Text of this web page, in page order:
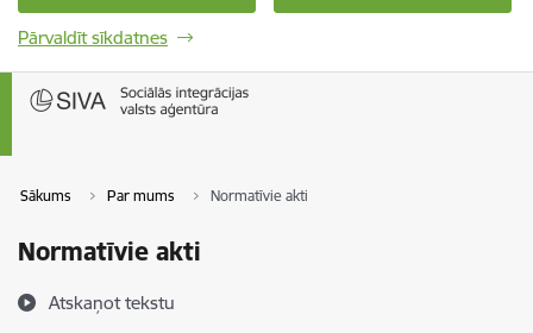
Pārvaldīt sīkdatnes
Sākums Par mums Normatīvie akti
Normatīvie akti
Atskaņot tekstu